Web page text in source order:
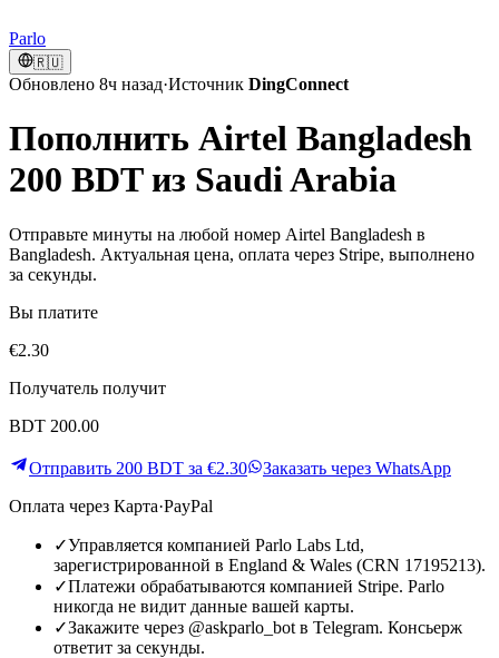
Parlo
🇷🇺
Обновлено 8ч назад·Источник DingConnect
Пополнить Airtel Bangladesh
200 BDT из Saudi Arabia
Отправьте минуты на любой номер Airtel Bangladesh в
Bangladesh. Актуальная цена, оплата через Stripe, выполнено
за секунды.
Вы платите
€2.30
Получатель получит
BDT 200.00
Отправить 200 BDT за €2.30
Заказать через WhatsApp
Оплата через Карта·PayPal
✓Управляется компанией Parlo Labs Ltd,
зарегистрированной в England & Wales (CRN 17195213).
✓Платежи обрабатываются компанией Stripe. Parlo
никогда не видит данные вашей карты.
✓Закажите через @askparlo_bot в Telegram. Консьерж
ответит за секунды.